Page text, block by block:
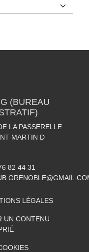
(BUREAU
LA PASSERELLE
MARTIN D
82 44 31
LÉGALES
UN CONTENU